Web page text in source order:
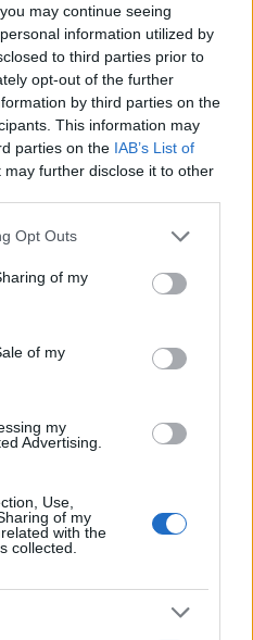
may continue seeing
information utilized by
to third parties prior to
opt-out of the further
by third parties on the
This information may
parties on the IAB’s List of
may further disclose it to other
uses one or more Google
behaviour. You may click to
and its third-party tags to
purposes in below Google
Opt Outs
of my
of my
my
Advertising.
Use,
of my
with the
collected.
STEAM: perfiles
clave
en STEAM:…
los planes de I+D y